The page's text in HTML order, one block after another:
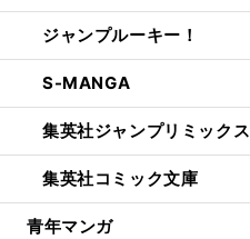
ジャンプルーキー！
S-MANGA
集英社ジャンプリミックス
集英社コミック文庫
青年マンガ